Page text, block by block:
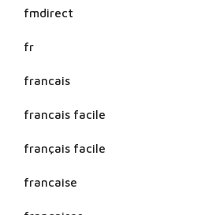
fmdirect
fr
francais
francais facile
français facile
francaise